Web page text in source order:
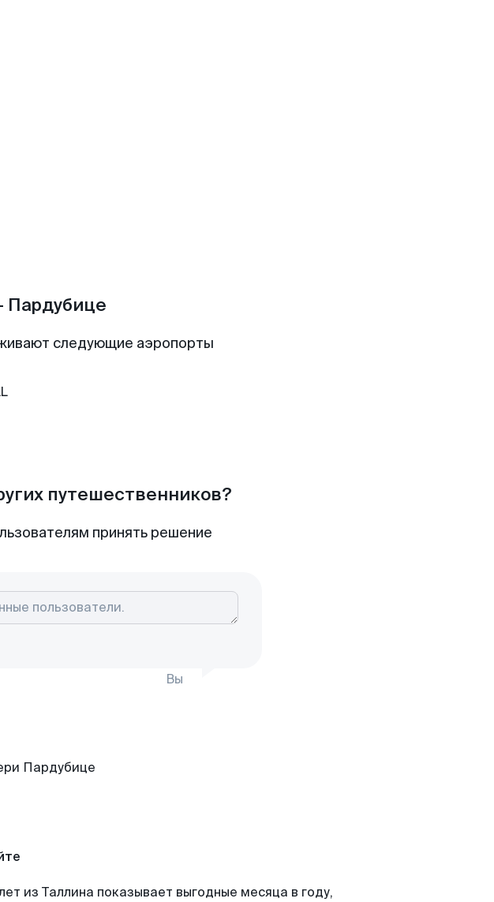
Пардубице
следующие аэропорты
путешественников?
принять решение
Вы
из Таллина показывает выгодные месяца в году,